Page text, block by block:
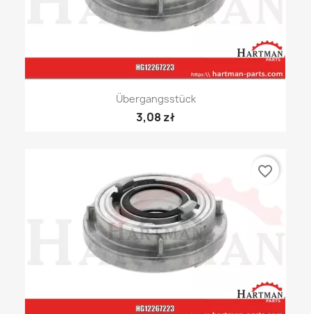
Übergangsstück
3,08 zł
favorite_border